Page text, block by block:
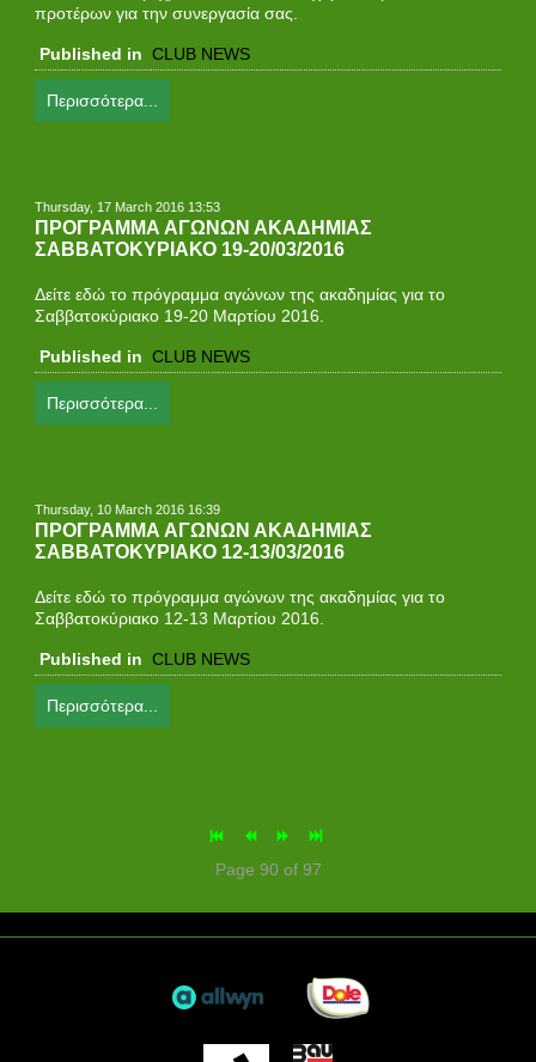
προτέρων για την συνεργασία σας.
Published in CLUB NEWS
Περισσότερα...
Thursday, 17 March 2016 13:53
ΠΡΟΓΡΑΜΜΑ ΑΓΩΝΩΝ ΑΚΑΔΗΜΙΑΣ
ΣΑΒΒΑΤΟΚΥΡΙΑΚΟ 19-20/03/2016
Δείτε εδώ το πρόγραμμα αγώνων της ακαδημίας για τo
Σαββατοκύριακο 19-20 Μαρτίου 2016.
Published in CLUB NEWS
Περισσότερα...
Thursday, 10 March 2016 16:39
ΠΡΟΓΡΑΜΜΑ ΑΓΩΝΩΝ ΑΚΑΔΗΜΙΑΣ
ΣΑΒΒΑΤΟΚΥΡΙΑΚΟ 12-13/03/2016
Δείτε εδώ το πρόγραμμα αγώνων της ακαδημίας για τo
Σαββατοκύριακο 12-13 Μαρτίου 2016.
Published in CLUB NEWS
Περισσότερα...
Page 90 of 97